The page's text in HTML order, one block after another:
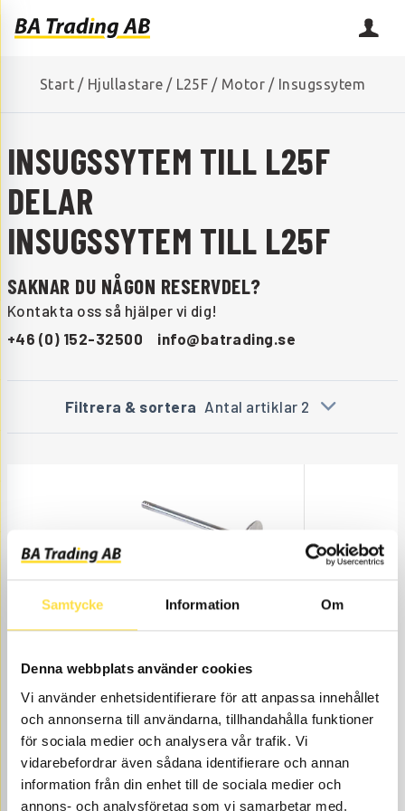
Samtycke Information Om
Denna webbplats använder cookies
Vi använder enhetsidentifierare för att anpassa innehållet
och annonserna till användarna, tillhandahålla funktioner
för sociala medier och analysera vår trafik. Vi
vidarebefordrar även sådana identifierare och annan
information från din enhet till de sociala medier och
annons- och analysföretag som vi samarbetar med.
Start / Hjullastare / L25F / Motor / Insugssytem
INSUGSSYTEM TILL L25F
DELAR
INSUGSSYTEM TILL L25F
SAKNAR DU NÅGON RESERVDEL?
Kontakta oss så hjälper vi dig!
+46 (0) 152-32500
info@batrading.se
Filtrera & sortera Antal artiklar 2
INSUGSVENTIL
Åtgår4
Beställningsvara, 1-2 dagar
INSUGSPACKNING